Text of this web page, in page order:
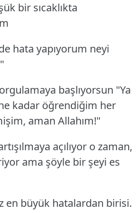
bir sıcaklıkta
hata yapıyorum neyi
başlıyorsun "Ya
kadar öğrendiğim her
aman Allahım!"
açılıyor o zaman,
ama şöyle bir şeyi es
en büyük hatalardan birisi.